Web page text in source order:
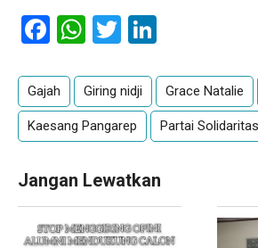
Facebook
WhatsApp
Twitter
Gajah Giring nidji Grace Natalie
Kaesang Pangarep Partai
Jangan Lewatkan